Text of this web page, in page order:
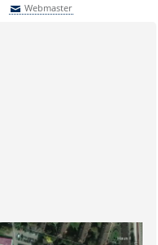
Webmaster